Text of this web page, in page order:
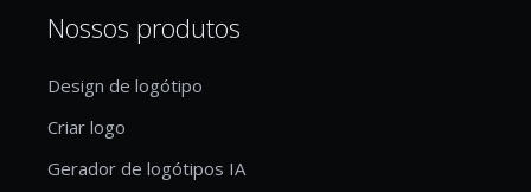
Nossos produtos
Design de logótipo
Criar logo
Gerador de logótipos IA